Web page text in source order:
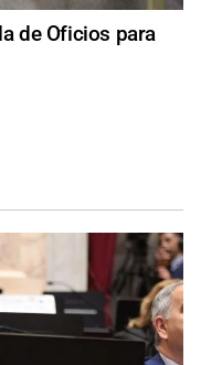
de Oficios para